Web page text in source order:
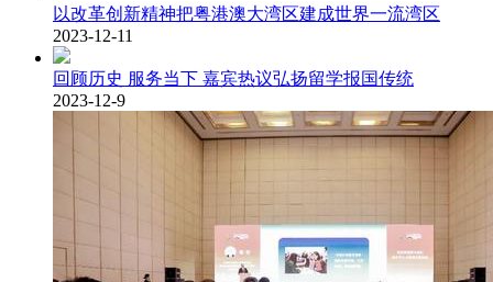
以改革创新精神把粤港澳大湾区建成世界一流湾区
2023-12-11
回顾历史 服务当下 嘉宾热议弘扬留学报国传统
2023-12-9